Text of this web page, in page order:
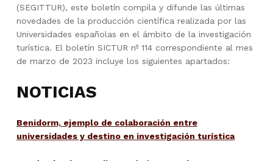
(SEGITTUR), este boletín compila y difunde las últimas
novedades de la producción científica realizada por las
Universidades españolas en el ámbito de la investigación
turística. El boletín SICTUR nº 114 correspondiente al mes
de marzo de 2023 incluye los siguientes apartados:
NOTICIAS
Benidorm, ejemplo de colaboración entre
universidades y destino en investigación turística